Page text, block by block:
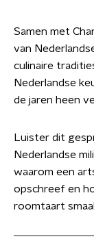
Samen met
van
culinaire
Nederlandse
de jaren heen
Luister dit
Nederlandse
waarom een
opschreef en
roomtaart